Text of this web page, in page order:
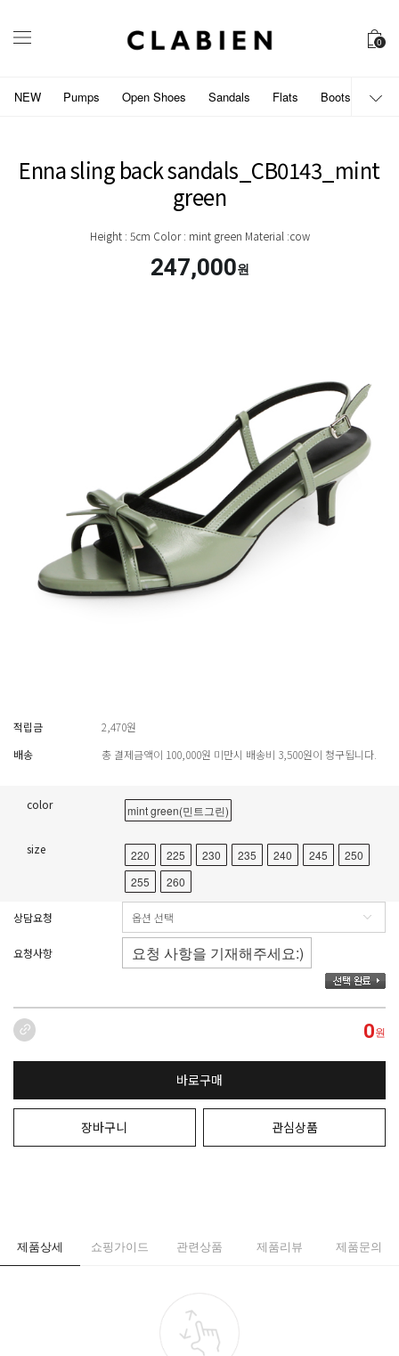
0
NEW Pumps Open Shoes Sandals Flats Boots 개
Enna sling back sandals_CB0143_mint
green
Height : 5cm Color : mint green Material :cow
247,000원
적립금
2,470원
배송
총 결제금액이 100,000원 미만시 배송비 3,500원이 청구됩니다.
color mint green(민트그린)
size 220 225 230 235 240 245
250
255
260
상담요청
요청사항
0원
바로구매
장바구니 관심상품
제품상세 쇼핑가이드 관련상품 제품리뷰 제품문의